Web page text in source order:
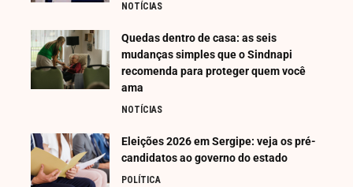
NOTÍCIAS
Quedas dentro de casa: as seis
mudanças simples que o Sindnapi
recomenda para proteger quem você
ama
NOTÍCIAS
Eleições 2026 em Sergipe: veja os pré-
candidatos ao governo do estado
POLÍTICA